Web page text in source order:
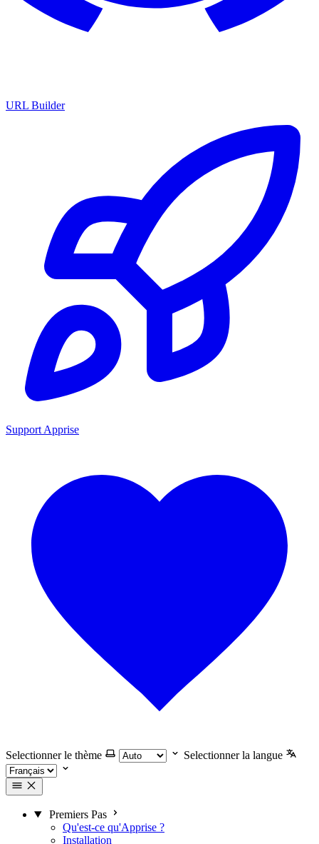
URL Builder
Support Apprise
Selectionner le thème Selectionner la langue
Premiers Pas
Qu'est-ce qu'Apprise ?
Installation